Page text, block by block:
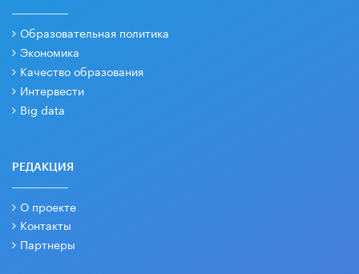
Образовательная политика
Экономика
Качество образования
Интервести
Big data
РЕДАКЦИЯ
О проекте
Контакты
Партнеры